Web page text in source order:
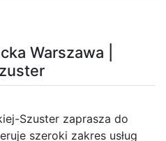
Warszawa |
Szuster zaprasza do
szeroki zakres usług